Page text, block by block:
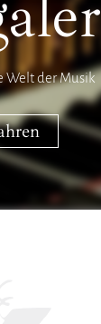
Welt der Musik